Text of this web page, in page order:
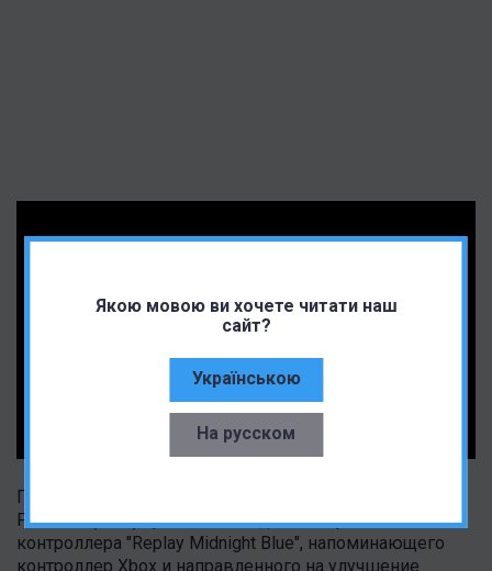
Якою мовою ви хочете читати наш
сайт?
Українською
На русском
Партнерство Samsung из Performance Designed
Products (PDP) привело к созданию игрового
контроллера "Replay Midnight Blue", напоминающего
контроллер Xbox и направленного на улучшение